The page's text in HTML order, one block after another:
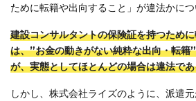
ために転籍や出向すること」が違法かにつ
建設コンサルタントの保険証を持つため
は、”お金の動きがない純粋な出向・転籍
が、実態としてほとんどの場合は違法で
しかし、株式会社ライズのように、派遣